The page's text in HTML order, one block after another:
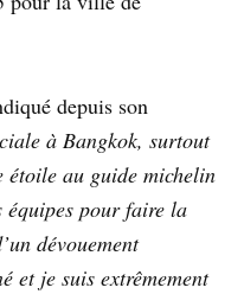
depuis son
à Bangkok, surtout
étoile au guide michelin
équipes pour faire la
dévouement
et je suis extrêmement